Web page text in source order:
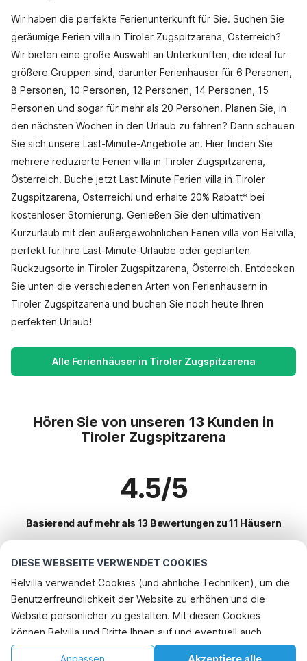
DIESE WEBSEITE VERWENDET COOKIES
Belvilla verwendet Cookies (und ähnliche Techniken), um die
Benutzerfreundlichkeit der Website zu erhöhen und die
Website persönlicher zu gestalten. Mit diesen Cookies
können Belvilla und Dritte Ihnen auf und eventuell auch
außerhalb unserer Website folgen, um Werbung Ihren
Akzeptiere alle
Anpassen
Wir haben die perfekte Ferienunterkunft für Sie. Suchen Sie
geräumige Ferien villa in Tiroler Zugspitzarena, Österreich?
Wir bieten eine große Auswahl an Unterkünften, die ideal für
größere Gruppen sind, darunter Ferienhäuser für 6 Personen,
8 Personen, 10 Personen, 12 Personen, 14 Personen, 15
Personen und sogar für mehr als 20 Personen. Planen Sie, in
den nächsten Wochen in den Urlaub zu fahren? Dann schauen
Sie sich unsere Last-Minute-Angebote an. Hier finden Sie
mehrere reduzierte Ferien villa in Tiroler Zugspitzarena,
Österreich. Buche jetzt Last Minute Ferien villa in Tiroler
Zugspitzarena, Österreich! und erhalte 20% Rabatt* bei
kostenloser Stornierung. Genießen Sie den ultimativen
Kurzurlaub mit den außergewöhnlichen Ferien villa von Belvilla,
perfekt für Ihre Last-Minute-Urlaube oder geplanten
Rückzugsorte in Tiroler Zugspitzarena, Österreich. Entdecken
Sie unten die verschiedenen Arten von Ferienhäusern in
Tiroler Zugspitzarena und buchen Sie noch heute Ihren
perfekten Urlaub!
Alle Ferienhäuser in Tiroler Zugspitzarena
Hören Sie von unseren 13 Kunden in
Tiroler Zugspitzarena
4.5/5
Basierend auf mehr als 13 Bewertungen zu 11 Häusern
Beliebteste Reiseziele für Urlaub
Beliebte Ausstattungen für Urlaub in Tiroler zugspitzarena
Ferienhaus im Skigebiet
Urlaub mit Hund - Haustierfreundliche Ferienunterkünfte
Top-Regionen mit Top-Annehmlichkeiten für den Urlaub
Ferienhaus im Skigebiet salzburger-land
Telefonisch buchen